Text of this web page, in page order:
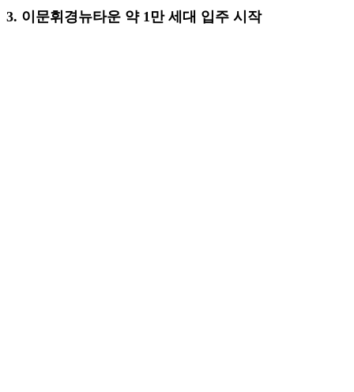
3. 이문휘경뉴타운 약 1만 세대 입주 시작